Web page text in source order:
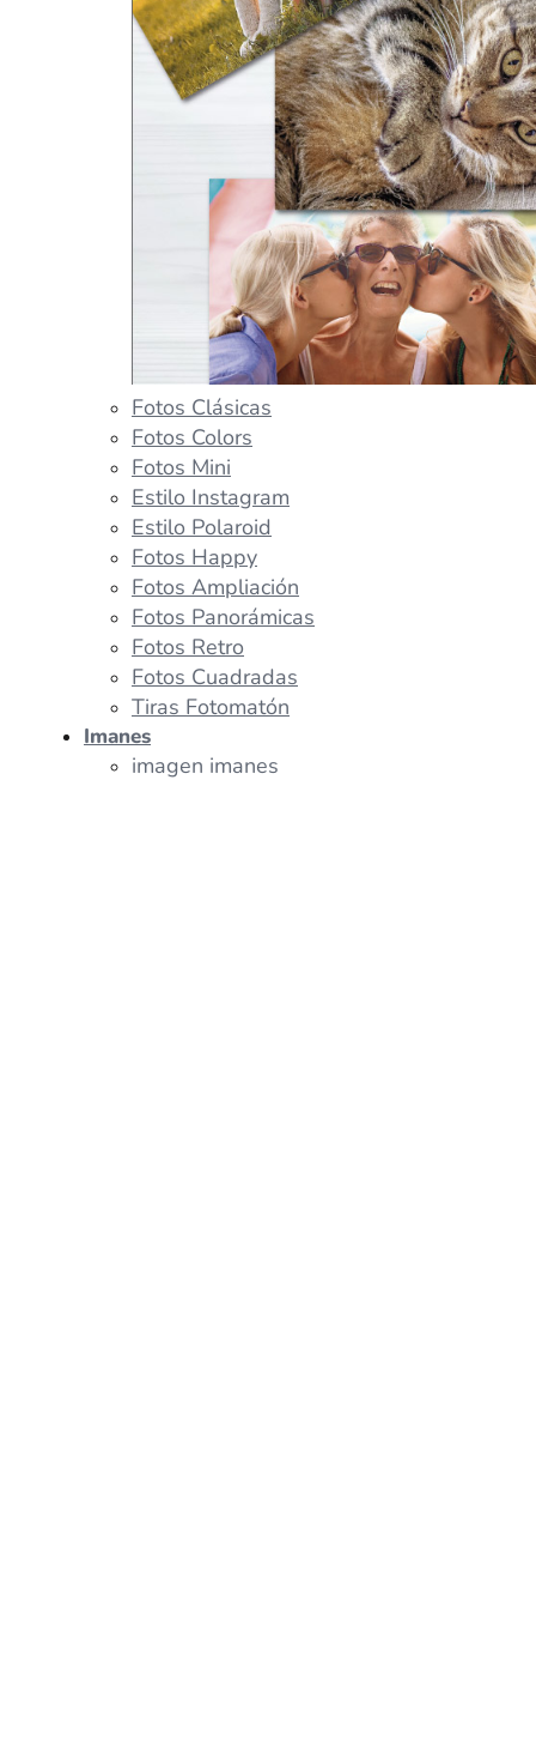
Fotos Clásicas
Fotos Colors
Fotos Mini
Estilo Instagram
Estilo Polaroid
Fotos Happy
Fotos Ampliación
Fotos Panorámicas
Fotos Retro
Fotos Cuadradas
Tiras Fotomatón
Imanes
imagen imanes